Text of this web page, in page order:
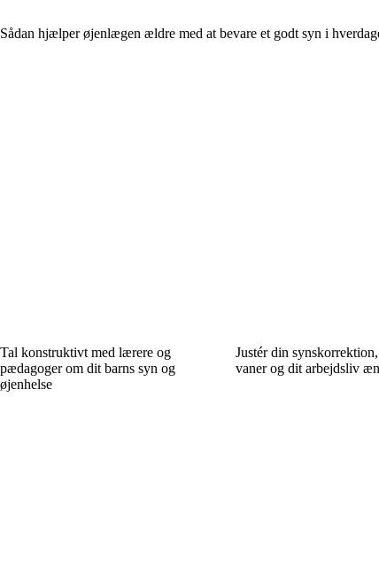
Sådan hjælper øjenlægen ældre med at bevare et godt syn i
Tal konstruktivt med lærere og
pædagoger om dit barns syn og
øjenhelse
Justér din
vaner og dit arbejdsliv